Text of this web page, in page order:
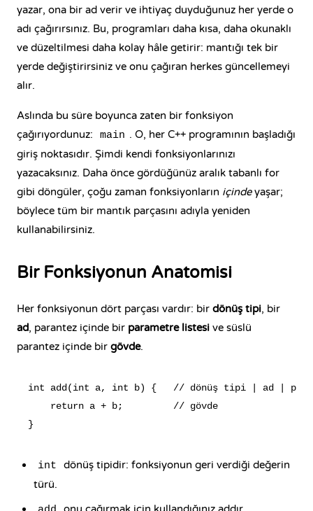
yazar, ona bir ad verir ve ihtiyaç duyduğunuz her yerde o
adı çağırırsınız. Bu, programları daha kısa, daha okunaklı
ve düzeltilmesi daha kolay hâle getirir: mantığı tek bir
yerde değiştirirsiniz ve onu çağıran herkes güncellemeyi
alır.
Aslında bu süre boyunca zaten bir fonksiyon
çağırıyordunuz:
main . O, her C++ programının başladığı
giriş noktasıdır. Şimdi kendi fonksiyonlarınızı
yazacaksınız. Daha önce gördüğünüz aralık tabanlı for
gibi döngüler, çoğu zaman fonksiyonların içindeyaşar;
böylece tüm bir mantık parçasını adıyla yeniden
kullanabilirsiniz.
Bir Fonksiyonun Anatomisi
Her fonksiyonun dört parçası vardır: bir dönüş tipi, bir
ad, parantez içinde bir parametre listesi ve süslü
parantez içinde bir gövde.
int add(int a, int b) {   // dönüş tipi | ad |
    return a + b;         // gövde
int
dönüş tipidir: fonksiyonun geri verdiği değerin
türü.